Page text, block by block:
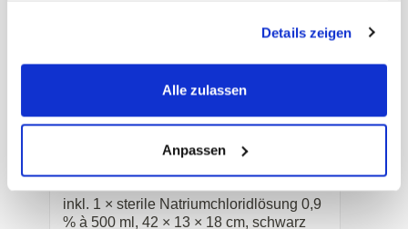
Details zeigen
Alle zulassen
Anpassen
Plum Augenspülung
Wandbox iBox
inkl. 1 × sterile Natriumchloridlösung 0,9
% à 500 ml, 42 × 13 × 18 cm, schwarz